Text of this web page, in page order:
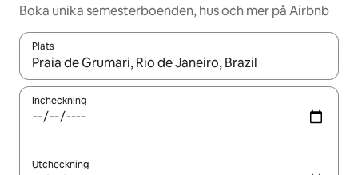
Boka unika semesterboenden, hus och mer på Airbnb
Plats
När resultaten är tillgängliga kan du navigera med upp- och
Incheckning
Utcheckning